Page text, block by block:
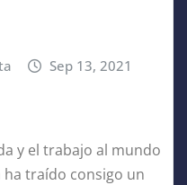
Sep 13, 2021
y el trabajo al mundo
traído consigo un